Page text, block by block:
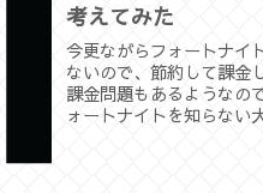
考えてみた
今更ながらフォートナイ
ないので、節約して課金
課金問題もあるようなの
ォートナイトを知らない